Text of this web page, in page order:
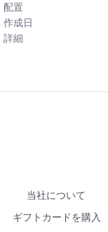
配置
作成日
詳細
当社について
ギフトカードを購入